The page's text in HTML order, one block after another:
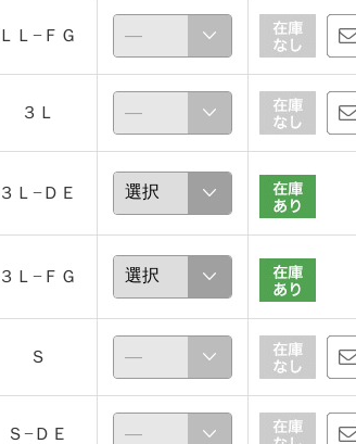
ＬＬ−ＦＧ
３Ｌ
３Ｌ−ＤＥ
３Ｌ−ＦＧ
Ｓ
Ｓ−ＤＥ